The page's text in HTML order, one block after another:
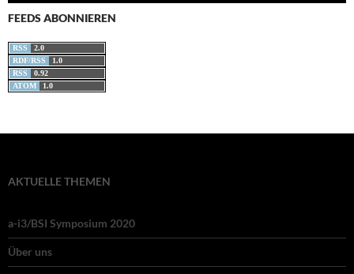
FEEDS ABONNIEREN
RSS
2.0
RDF/RSS
1.0
RSS
0.92
ATOM
1.0
AKTUELLE THEMEN
a-i3/BSI Symposium 2020
Über uns